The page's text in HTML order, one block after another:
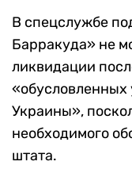
В спецслужбе
Барракуда» не
ликвидации
«обусловленных
Украины»,
необходимого
штата.